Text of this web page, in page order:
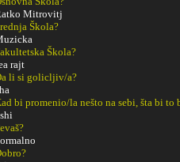
Mitrovitj
Škola?
Škola?
rajt
li si golicljiv/a?
bi promenio/la nešto na sebi, šta bi to